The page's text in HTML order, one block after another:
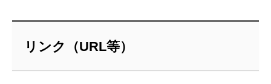
リンク（URL等）